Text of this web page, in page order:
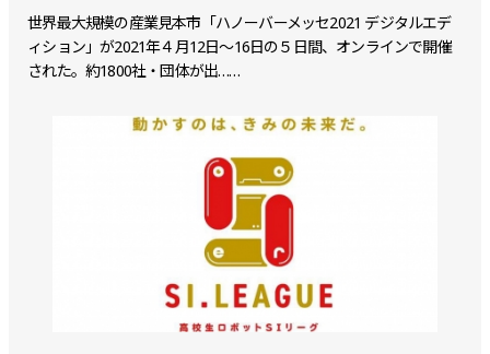
世界最大規模の産業見本市「ハノーバーメッセ2021 デジタルエデ
ィション」が2021年４月12日～16日の５日間、オンラインで開催
された。約1800社・団体が出……